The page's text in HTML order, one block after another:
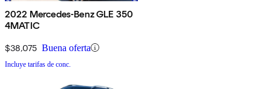
2022 Mercedes-Benz GLE 350
4MATIC
$38,075 Buena oferta
Incluye tarifas de conc.